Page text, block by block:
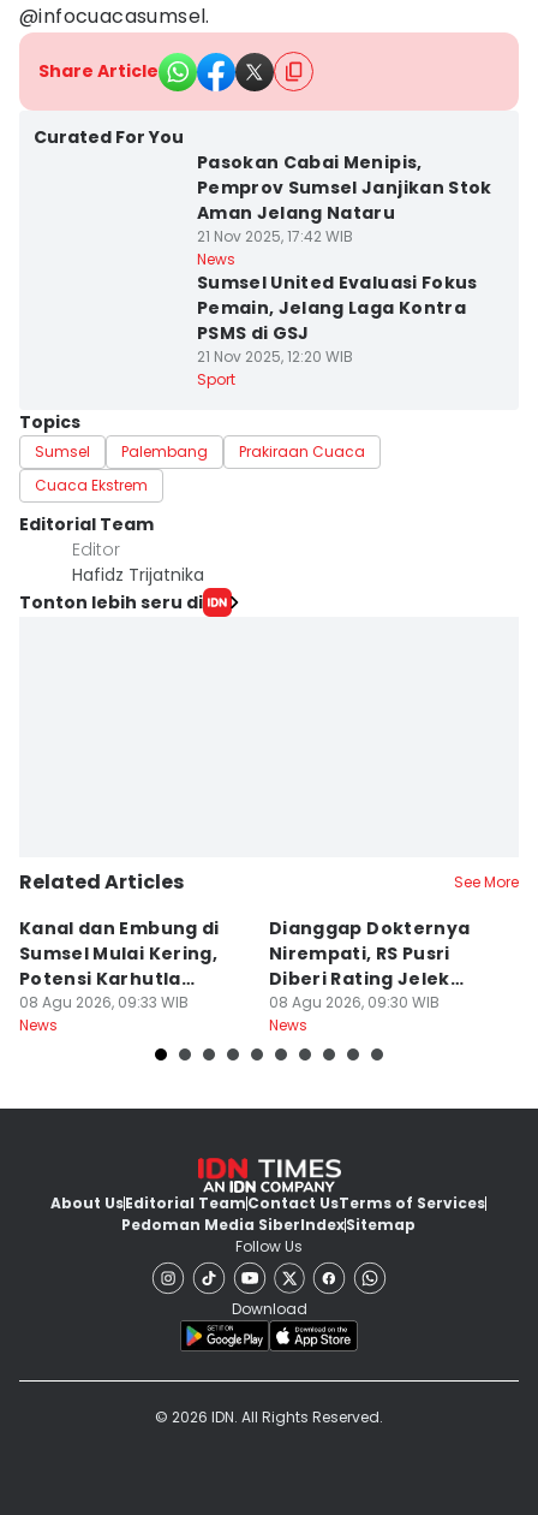
@infocuacasumsel.
Share Article
Curated For You
Pasokan Cabai Menipis,
Pemprov Sumsel Janjikan Stok
Aman Jelang Nataru
21 Nov 2025, 17:42 WIB
News
Sumsel United Evaluasi Fokus
Pemain, Jelang Laga Kontra
PSMS di GSJ
21 Nov 2025, 12:20 WIB
Sport
Topics
Sumsel Palembang
Prakiraan Cuaca
Cuaca Ekstrem
Editorial Team
Editor
Hafidz Trijatnika
Tonton lebih seru di
Related Articles See More
Kanal dan Embung di
Sumsel Mulai Kering,
Potensi Karhutla
Meningkat
08 Agu 2026, 09:33 WIB
News
Dianggap Dokternya
Nirempati, RS Pusri
Diberi Rating Jelek
Warga Net
08 Agu 2026, 09:30 WIB
News
About UsEditorial TeamContact UsTerms of Services
Pedoman Media SiberIndexSitemap
Follow Us
Download
© 2026 IDN. All Rights Reserved.